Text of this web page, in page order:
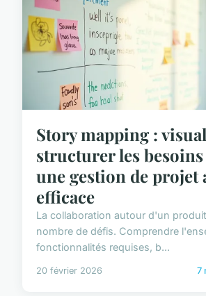
Story mapping :
structurer les
une gestion de projet
efficace
La collaboration autour d'un
nombre de défis. Comprendre
fonctionnalités requises, b...
20 février 2026 7